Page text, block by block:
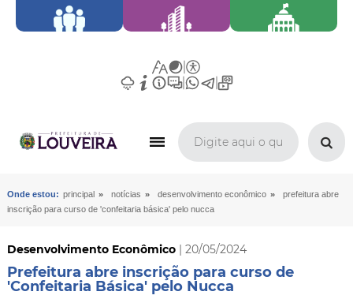
Onde estou: principal » notícias » desenvolvimento econômico »
prefeitura abre
inscrição para curso de 'confeitaria básica' pelo nucca
Desenvolvimento Econômico| 20/05/2024
Prefeitura abre inscrição para curso de
'Confeitaria Básica' pelo Nucca